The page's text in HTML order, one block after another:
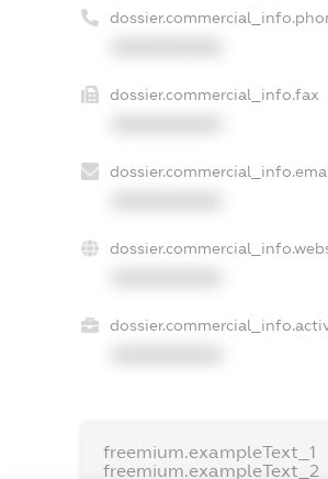
dossier.commercial_info.fax
freemium.exampleText_1
freemium.exampleText_2